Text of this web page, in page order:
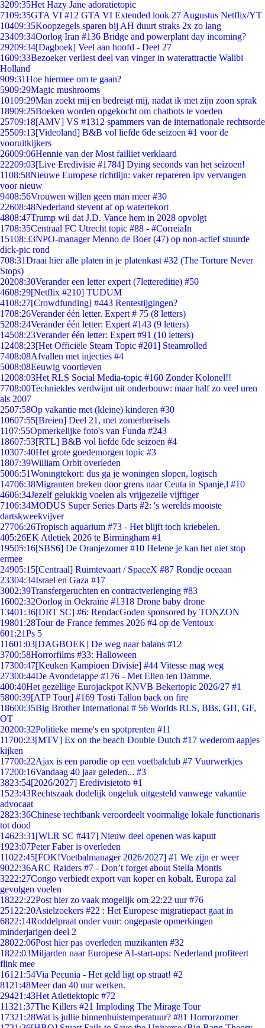
3209:35Het Hazy Jane adoratietopic
7109:35GTA VI #12 GTA VI Extended look 27 Augustus Netflix/YT
10409:35Koopzegels sparen bij AH duurt straks 2x zo lang
23409:34Oorlog Iran #136 Bridge and powerplant day incoming?
29209:34[Dagboek] Veel aan hoofd - Deel 27
1609:33Bezoeker verliest deel van vinger in waterattractie Walibi
Holland
909:31Hoe hiermee om te gaan?
5909:29Magic mushrooms
10109:29Man zoekt mij en bedreigt mij, nadat ik met zijn zoon sprak
18909:25Boeken worden opgekocht om chatbots te voeden
25709:18[AMV] VS #1312 spammers van de internationale rechtsorde
25509:13[Videoland] B&B vol liefde 6de seizoen #1 voor de
vooruitkijkers
26009:06Hennie van der Most failliet verklaard
22209:03[Live Eredivisie #1784] Dying seconds van het seizoen!
1108:58Nieuwe Europese richtlijn: vaker repareren ipv vervangen
voor nieuw
9408:56Vrouwen willen geen man meer #30
22608:48Nederland stevent af op watertekort
4808:47Trump wil dat J.D. Vance hem in 2028 opvolgt
1708:35Centraal FC Utrecht topic #88 - #CorreiaIn
15108:33NPO-manager Menno de Boer (47) op non-actief stuurde
dick-pic rond
708:31Draai hier alle platen in je platenkast #32 (The Torture Never
Stops)
20208:30Verander een letter expert (7lettereditie) #50
4608:29[Netflix #210] TUDUM
4108:27[Crowdfunding] #443 Rentestijgingen?
1708:26Verander één letter. Expert # 75 (8 letters)
5208:24Verander één letter: Expert #143 (9 letters)
14508:23Verander één letter: Expert #91 (10 letters)
12408:23[Het Officiële Steam Topic #201] Steamrolled
7408:08Afvallen met injecties #4
5008:08Eeuwig voortleven
12008:03Het RLS Social Media-topic #160 Zonder Kolonel!!
7708:00Techniekles verdwijnt uit onderbouw: maar half zo veel uren
als 2007
2507:58Op vakantie met (kleine) kinderen #30
10607:55[Breien] Deel 21, met zomerbreisels
1107:55Opmerkelijke foto's van Funda #243
18607:53[RTL] B&B vol liefde 6de seizoen #4
10307:40Het grote goedemorgen topic #3
1807:39William Orbit overleden
5006:51Woningtekort: dus ga je woningen slopen, logisch
14706:38Migranten breken door grens naar Ceuta in Spanje,l #10
4606:34Jezelf gelukkig voelen als vrijgezelle vijftiger
7106:34MODUS Super Series Darts #2: 's werelds mooiste
dartskweekvijver
27706:26Tropisch aquarium #73 - Het blijft toch kriebelen.
405:26EK Atletiek 2026 te Birmingham #1
19505:16[SBS6] De Oranjezomer #10 Helene je kan het niet stop
ermee
24905:15[Centraal] Ruimtevaart / SpaceX #87 Rondje oceaan
23304:34Israel en Gaza #17
3002:39Transfergeruchten en contractverlenging #83
16002:32Oorlog in Oekraïne #1318 Drone baby drone
13401:36[DRT SC] #6: RendacGoden sponsored by TONZON
19801:28Tour de France femmes 2026 #4 op de Ventoux
601:21Ps 5
11601:03[DAGBOEK] De weg naar balans #12
3700:58Horrorfilms #33: Halloween
17300:47[Keuken Kampioen Divisie] #44 Vitesse mag weg
27300:44De Avondetappe #176 - Met Ellen ten Damme.
400:40Het gezellige Eurojackpot KNVB Bekertopic 2026/27 #1
5800:39[ATP Tour] #169 Tosti Tallon back on fire
18600:35Big Brother International # 56 Worlds RLS, BBs, GH, GF,
OT
20200:32Politieke meme's en spotprenten #11
11700:23[MTV] Ex on the beach Double Dutch #17 wederom aapjes
kijken
17700:22Ajax is een parodie op een voetbalclub #7 Vuurwerkjes
17200:16Vandaag 40 jaar geleden... #3
3823:54[2026/2027] Eredivisietoto #1
1523:43Rechtszaak dodelijk ongeluk uitgesteld vanwege vakantie
advocaat
2823:36Chinese rechtbank veroordeelt voormalige lokale functionaris
tot dood
14623:31 [WLR SC #417] Nieuw deel openen was kaputt
1923:07Peter Faber is overleden
11022:45[FOK!Voetbalmanager 2026/2027] #1 We zijn er weer
9022:36ARC Raiders #7 - Don’t forget about Stella Montis
3222:27Congo verbiedt export van koper en kobalt, Europa zal
gevolgen voelen
18222:22Post hier zo vaak mogelijk om 22:22 uur #76
251 22:20Asielzoekers #22 : Het Europese migratiepact gaat in
6822:14Roddelpraat onder vuur: ongepaste opmerkingen
minderjarigen deel 2
28022:06Post hier pas overleden muzikanten #32
1822:03Miljarden naar Europese AI-start-ups: Nederland profiteert
flink mee
161 21:54Via Pecunia - Het geld ligt op straat! #2
81 21:48Meer dan 40 uur werken.
29421:43Het Atletiektopic #72
11321:37The Killers #21 Imploding The Mirage Tour
17321:28Wat is jullie binnenhuistemperatuur? #81 Horrorzomer